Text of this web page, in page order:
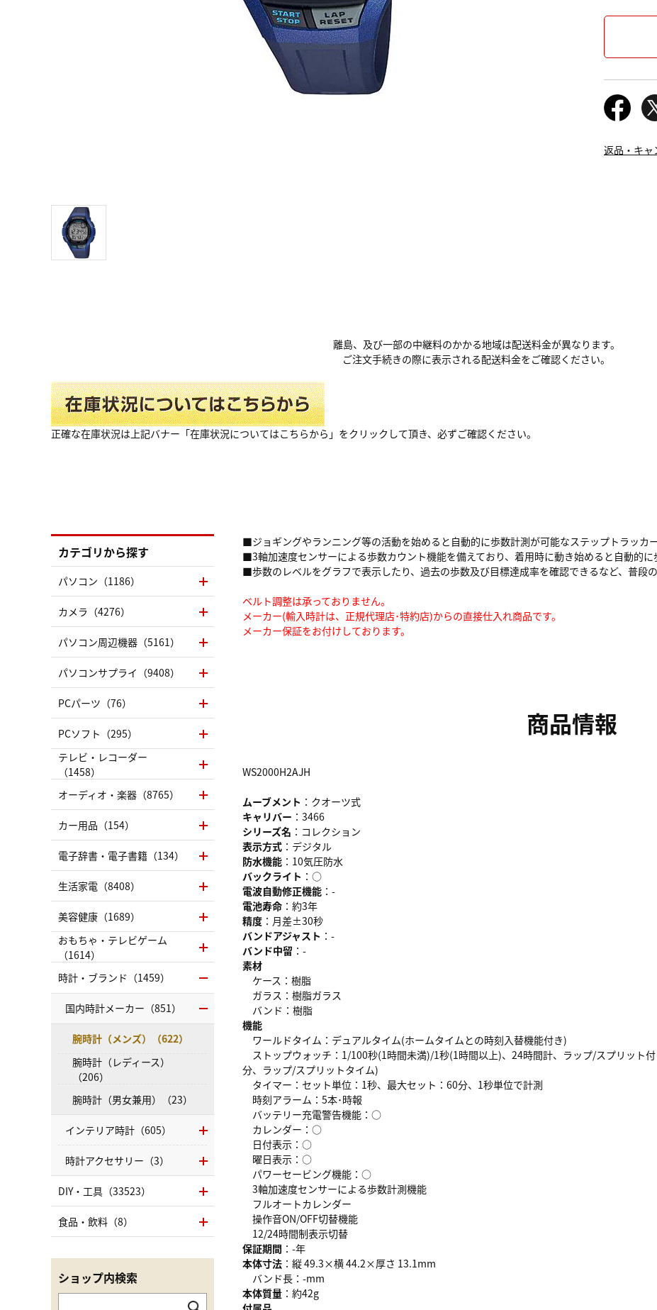
返品・キャ
離島、及び一部の中継料のかかる地域は配送料金が異なります。
ご注文手続きの際に表示される配送料金をご確認ください。
正確な在庫状況は上記バナー「在庫状況についてはこちらから」をクリックして頂き、必ずご確認ください。
■ジョギングやランニング等の活動を始めると自動的に歩数計測が可能なステップトラッカ
■3軸加速度センサーによる歩数カウント機能を備えており、着用時に動き始めると自動的
■歩数のレベルをグラフで表示したり、過去の歩数及び目標達成率を確認できるなど、普段
ベルト調整は承っておりません。
メーカー(輸入時計は、正規代理店･特約店)からの直接仕入れ商品です。
メーカー保証をお付けしております。
商品情報
WS2000H2AJH
ムーブメント ：クオーツ式
キャリバー ：3466
シリーズ名 ：コレクション
表示方式 ：デジタル
防水機能 ：10気圧防水
バックライト ：○
電波自動修正機能 ：-
電池寿命 ：約3年
精度 ：月差±30秒
バンドアジャスト ：-
バンド中留 ：-
素材
ケース：樹脂
ガラス：樹脂ガラス
バンド：樹脂
機能
ワールドタイム：デュアルタイム(ホームタイムとの時刻入替機能付き)
ストップウォッチ：1/100秒(1時間未満)/1秒(1時間以上)、24時間計、ラップ/スプリット
分、ラップ/スプリットタイム)
タイマー：セット単位：1秒、最大セット：60分、1秒単位で計測
時刻アラーム：5本･時報
バッテリー充電警告機能：○
カレンダー：○
日付表示：○
曜日表示：○
パワーセービング機能：○
3軸加速度センサーによる歩数計測機能
フルオートカレンダー
操作音ON/OFF切替機能
12/24時間制表示切替
保証期間 ：-年
本体寸法 ：縦 49.3×横 44.2×厚さ 13.1mm
バンド長：-mm
本体質量 ：約42g
カテゴリから探す
パソコン（1186）
カメラ（4276）
パソコン周辺機器（5161）
パソコンサプライ（9408）
PCパーツ（76）
PCソフト（295）
テレビ・レコーダー
（1458）
オーディオ・楽器（8765）
カー用品（154）
電子辞書・電子書籍（134）
生活家電（8408）
美容健康（1689）
おもちゃ・テレビゲーム
（1614）
時計・ブランド（1459）
国内時計メーカー（851）
腕時計（メンズ）（622）
腕時計（レディース）
（206）
腕時計（男女兼用）（23）
インテリア時計（605）
時計アクセサリー（3）
DIY・工具（33523）
食品・飲料（8）
ショップ内検索